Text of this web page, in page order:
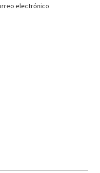
electrónico